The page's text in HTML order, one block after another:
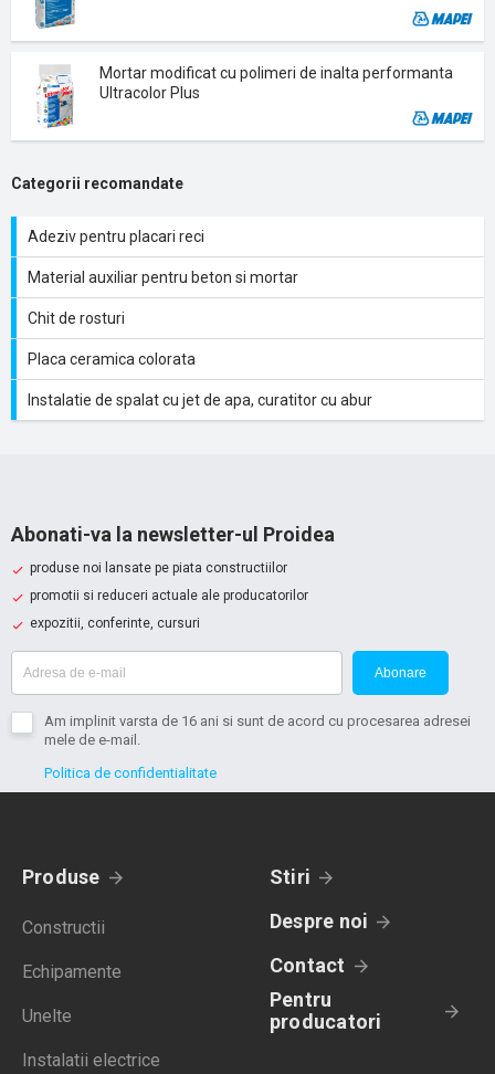
Mortar modificat cu polimeri de inalta performanta
Ultracolor Plus
Categorii recomandate
Adeziv pentru placari reci
Material auxiliar pentru beton si mortar
Chit de rosturi
Placa ceramica colorata
Instalatie de spalat cu jet de apa, curatitor cu abur
Abonati-va la newsletter-ul Proidea
produse noi lansate pe piata constructiilor
promotii si reduceri actuale ale producatorilor
expozitii, conferinte, cursuri
Abonare
Am implinit varsta de 16 ani si sunt de acord cu procesarea adresei
mele de e-mail.
Politica de confidentialitate
Produse
Constructii
Echipamente
Unelte
Instalatii electrice
Stiri
Despre noi
Contact
Pentru
producatori